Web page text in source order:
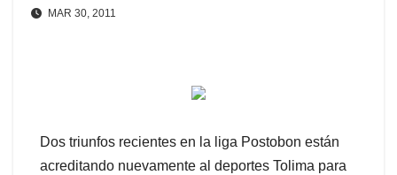
MAR 30, 2011
Dos triunfos recientes en la liga Postobon están
acreditando nuevamente al deportes Tolima para